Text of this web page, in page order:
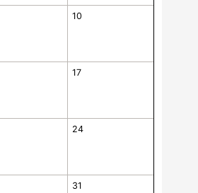
10
17
24
31